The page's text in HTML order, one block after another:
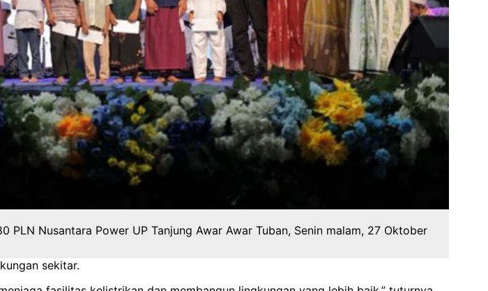
Nusantara Power UP Tanjung Awar Awar Tuban, Senin malam, 27 Oktober
sekitar.